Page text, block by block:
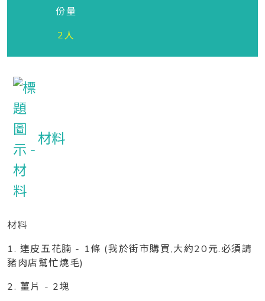
份量
2人
材料
材料
1. 連皮五花腩 - 1條 (我於街市購買,大約20元.必須請
豬肉店幫忙燒毛)
2. 薑片 - 2塊